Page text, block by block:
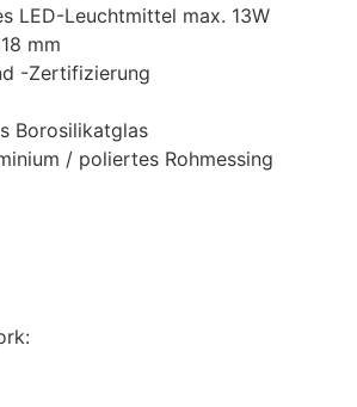
LED-Leuchtmittel max. 13W
mm
-Zertifizierung
Borosilikatglas
/ poliertes Rohmessing